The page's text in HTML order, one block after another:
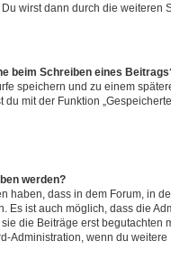
wirst dann durch die weiteren
beim Schreiben eines
speichern und zu einem
mit der Funktion
werden?
haben, dass in dem Forum, in
Es ist auch möglich, dass die
die Beiträge erst begutachten
Administration, wenn du